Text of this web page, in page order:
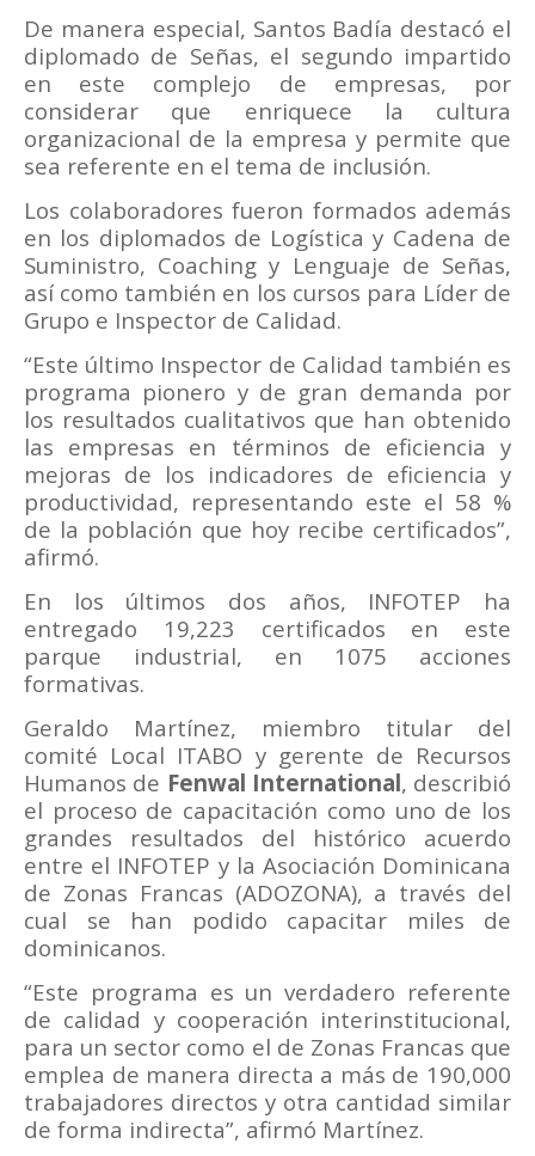
De manera especial, Santos Badía destacó el
diplomado de Señas, el segundo impartido
en este complejo de empresas, por
considerar que enriquece la cultura
organizacional de la empresa y permite que
sea referente en el tema de inclusión.
Los colaboradores fueron formados además
en los diplomados de Logística y Cadena de
Suministro, Coaching y Lenguaje de Señas,
así como también en los cursos para Líder de
Grupo e Inspector de Calidad.
“Este último Inspector de Calidad también es
programa pionero y de gran demanda por
los resultados cualitativos que han obtenido
las empresas en términos de eficiencia y
mejoras de los indicadores de eficiencia y
productividad, representando este el 58 %
de la población que hoy recibe certificados”,
afirmó.
En los últimos dos años, INFOTEP ha
entregado 19,223 certificados en este
parque industrial, en 1075 acciones
formativas.
Geraldo Martínez, miembro titular del
comité Local ITABO y gerente de Recursos
Humanos de Fenwal International, describió
el proceso de capacitación como uno de los
grandes resultados del histórico acuerdo
entre el INFOTEP y la Asociación Dominicana
de Zonas Francas (ADOZONA), a través del
cual se han podido capacitar miles de
dominicanos.
“Este programa es un verdadero referente
de calidad y cooperación interinstitucional,
para un sector como el de Zonas Francas que
emplea de manera directa a más de 190,000
trabajadores directos y otra cantidad similar
de forma indirecta”, afirmó Martínez.